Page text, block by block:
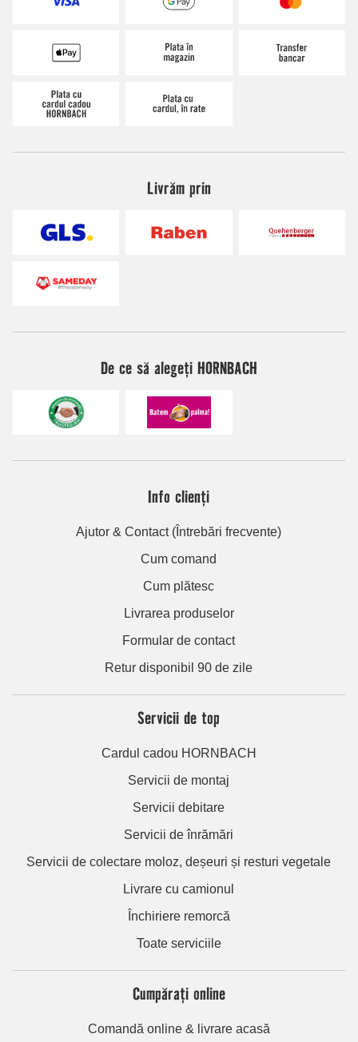
Livrăm prin
De ce să alegeți HORNBACH
Info clienți
Ajutor & Contact (Întrebări frecvente)
Cum comand
Cum plătesc
Livrarea produselor
Formular de contact
Retur disponibil 90 de zile
Servicii de top
Cardul cadou HORNBACH
Servicii de montaj
Servicii debitare
Servicii de înrămări
Servicii de colectare moloz, deșeuri și resturi vegetale
Livrare cu camionul
Închiriere remorcă
Toate serviciile
Cumpărați online
Comandă online & livrare acasă